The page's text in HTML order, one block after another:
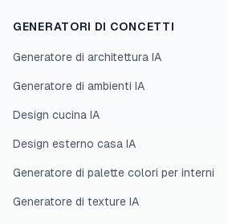
GENERATORI DI CONCETTI
Generatore di architettura IA
Generatore di ambienti IA
Design cucina IA
Design esterno casa IA
Generatore di palette colori per interni
Generatore di texture IA